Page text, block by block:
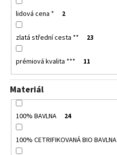
lidová cena * 2
zlatá střední cesta ** 23
prémiová kvalita *** 11
Materiál
100% BAVLNA 24
100% CETRIFIKOVANÁ BIO BAVLNA